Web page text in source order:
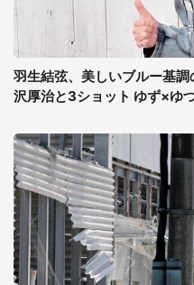
羽生結弦、美しいブルー基
沢厚治と3ショット ゆず×ゆ